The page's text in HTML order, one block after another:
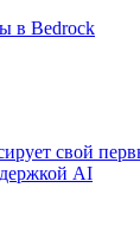
в Bedrock
свой
AI